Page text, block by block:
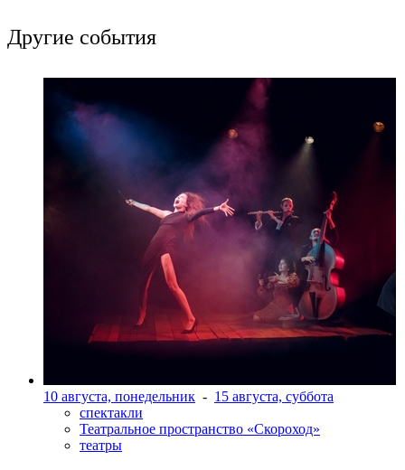
Другие события
10 августа, понедельник - 15 августа, суббота
спектакли
Театральное пространство «Скороход»
театры